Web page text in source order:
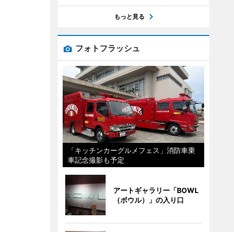
もっと見る
フォトフラッシュ
「キッチンカーグルメフェス」消防車乗
車記念撮影も予定
アートギャラリー「BOWL
（ボウル）」の入り口